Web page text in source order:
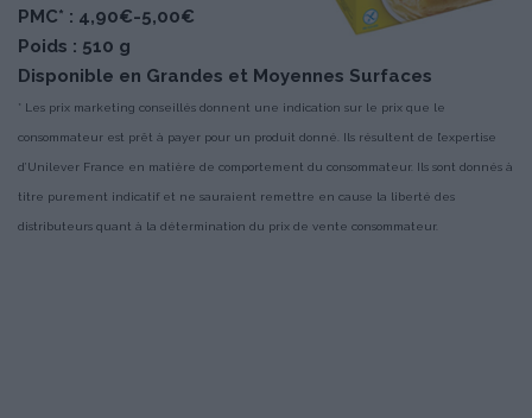
PMC* : 4,90€-5,00€
Poids : 510 g
Disponible en Grandes et Moyennes Surfaces
* Les prix marketing conseillés donnent une indication sur le prix que le
consommateur est prêt à payer pour un produit donné. Ils résultent de l’expertise
d’Unilever France en matière de comportement du consommateur. Ils sont donnés à
titre purement indicatif et ne sauraient remettre en cause la liberté des
distributeurs quant à la détermination du prix de vente consommateur.